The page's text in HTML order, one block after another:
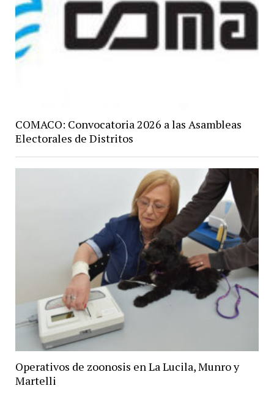
COMACO: Convocatoria 2026 a las Asambleas
Electorales de Distritos
Operativos de zoonosis en La Lucila, Munro y
Martelli